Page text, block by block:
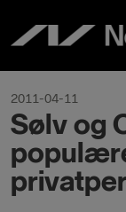
content
2011-04-11
Sølv og